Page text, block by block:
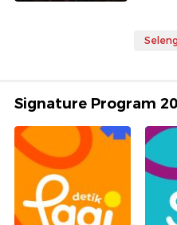
Signature Program